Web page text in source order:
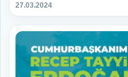
27.03.2024